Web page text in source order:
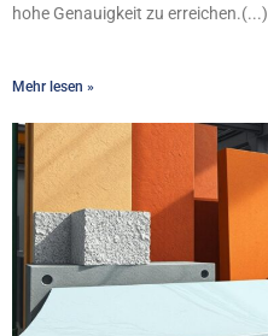
hohe Genauigkeit zu erreichen.(...)
Mehr lesen »